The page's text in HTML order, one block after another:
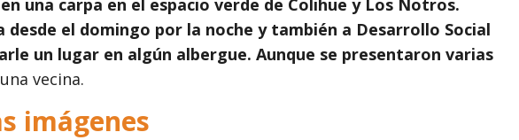
desde el domingo por la noche y también a Desarrollo Social
un lugar en algún albergue. Aunque se presentaron varias
vecina.
imágenes